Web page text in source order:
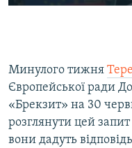
Минулого тижня
Європейської ради
«Брекзит» на 30
розглянути цей
вони дадуть